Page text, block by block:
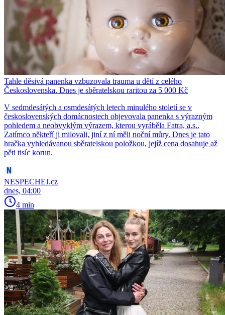
Tahle děsivá panenka vzbuzovala trauma u dětí z celého
Československa. Dnes je sběratelskou raritou za 5 000 Kč
V sedmdesátých a osmdesátých letech minulého století se v
československých domácnostech objevovala panenka s výrazným
pohledem a neobvyklým výrazem, kterou vyráběla Fatra, a.s..
Zatímco někteří ji milovali, jiní z ní měli noční můry. Dnes je tato
hračka vyhledávanou sběratelskou položkou, jejíž cena dosahuje až
pěti tisíc korun.
NESPECHEJ.cz
dnes, 04:00
4 min